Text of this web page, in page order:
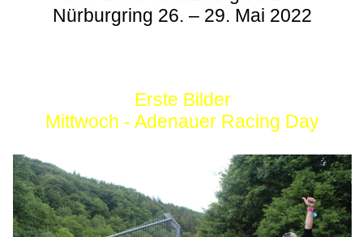
Nürburgring 26. – 29. Mai 2022
Erste Bilder
Mittwoch - Adenauer Racing Day